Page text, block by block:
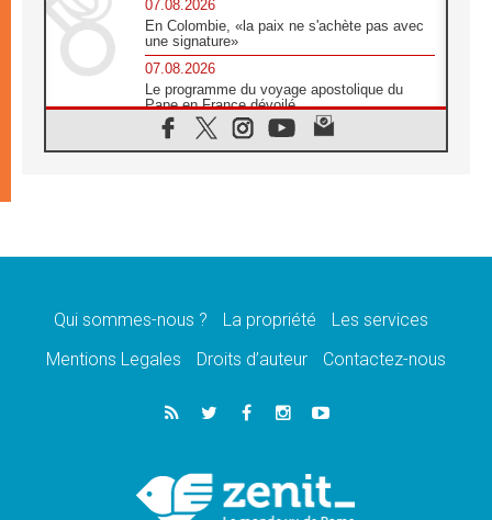
07.08.2026
En Colombie, «la paix ne s'achète pas avec
une signature»
07.08.2026
Le programme du voyage apostolique du
Pape en France dévoilé
07.08.2026
1ère Conférence continentale sur l'éducation
07.08.2026
07.08.2026
lancement des «dix jours de prière pour la
06.08.2026
Préparatifs des JMJ 2027 à Séoul: «c'est
Chrétiens et confucéens: respect et sagesse
pour relever les «défis urgents»
Qui sommes-nous ? La propriété
Les services
Mentions Legales
Droits d’auteur Contactez-nous